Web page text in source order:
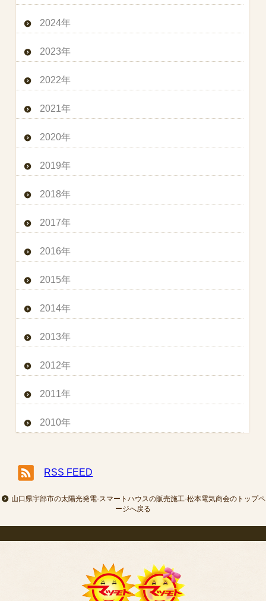
2024年
2023年
2022年
2021年
2020年
2019年
2018年
2017年
2016年
2015年
2014年
2013年
2012年
2011年
2010年
RSS FEED
山口県宇部市の太陽光発電-スマートハウスの販売施工-松本電気商会のトップペ
ージへ戻る